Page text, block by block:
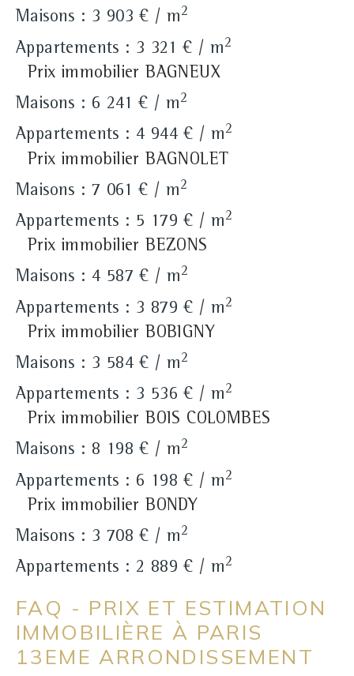
Maisons : 3 903 € / m2
Appartements : 3 321 € / m2
Prix immobilier BAGNEUX
Maisons : 6 241 € / m2
Appartements : 4 944 € / m2
Prix immobilier BAGNOLET
Maisons : 7 061 € / m2
Appartements : 5 179 € / m2
Prix immobilier BEZONS
Maisons : 4 587 € / m2
Appartements : 3 879 € / m2
Prix immobilier BOBIGNY
Maisons : 3 584 € / m2
Appartements : 3 536 € / m2
Prix immobilier BOIS COLOMBES
Maisons : 8 198 € / m2
Appartements : 6 198 € / m2
Prix immobilier BONDY
Maisons : 3 708 € / m2
Appartements : 2 889 € / m2
FAQ - PRIX ET ESTIMATION
IMMOBILIÈRE À PARIS
13EME ARRONDISSEMENT